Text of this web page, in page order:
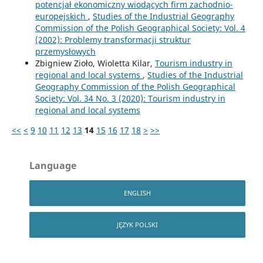
potencjał ekonomiczny wiodących firm zachodnio-
europejskich , Studies of the Industrial Geography
Commission of the Polish Geographical Society: Vol. 4
(2002): Problemy transformacji struktur
przemysłowych
Zbigniew Zioło, Wioletta Kilar, Tourism industry in
regional and local systems , Studies of the Industrial
Geography Commission of the Polish Geographical
Society: Vol. 34 No. 3 (2020): Tourism industry in
regional and local systems
<< < 9 10 11 12 13 14 15 16 17 18 > >>
Language
ENGLISH
JĘZYK POLSKI